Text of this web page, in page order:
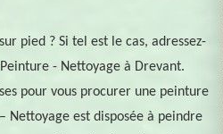
pied ? Si tel est le cas, adressez-
- Nettoyage à Drevant.
pour vous procurer une peinture
Nettoyage est disposée à peindre